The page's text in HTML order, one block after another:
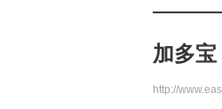
加多
http://